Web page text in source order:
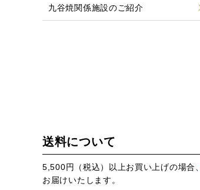
九谷焼関係施設のご紹介
送料について
5,500円（税込）以上お買い上げの場合、
お届けいたします。